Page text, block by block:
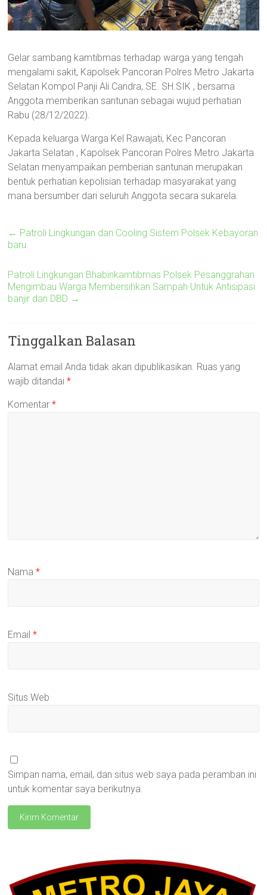
Gelar sambang kamtibmas terhadap warga yang tengah
mengalami sakit, Kapolsek Pancoran Polres Metro Jakarta
Selatan Kompol Panji Ali Candra, SE. SH.SIK , bersama
Anggota memberikan santunan sebagai wujud perhatian
Rabu (28/12/2022).
Kepada keluarga Warga Kel Rawajati, Kec Pancoran
Jakarta Selatan , Kapolsek Pancoran Polres Metro Jakarta
Selatan menyampaikan pemberian santunan merupakan
bentuk perhatian kepolisian terhadap masyarakat yang
mana bersumber dari seluruh Anggota secara sukarela.
← Patroli Lingkungan dan Cooling Sistem Polsek Kebayoran
baru
Patroli Lingkungan Bhabinkamtibmas Polsek Pesanggrahan
Mengimbau Warga Membersihkan Sampah Untuk Antisipasi
banjir dan DBD →
Tinggalkan Balasan
Alamat email Anda tidak akan dipublikasikan. Ruas yang
wajib ditandai*
Komentar*
Nama*
Email*
Situs Web
Simpan nama, email, dan situs web saya pada peramban ini
untuk komentar saya berikutnya.